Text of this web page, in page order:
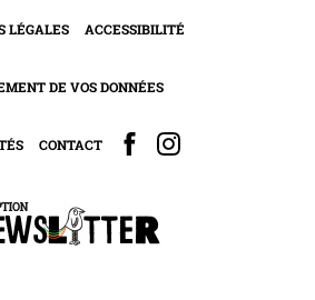
LÉGALES ACCESSIBILITÉ
DE VOS DONNÉES
CONTACT